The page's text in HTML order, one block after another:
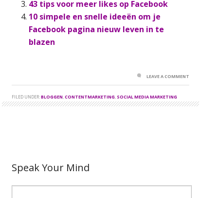
43 tips voor meer likes op Facebook
10 simpele en snelle ideeën om je
Facebook pagina nieuw leven in te
blazen
FILED UNDER:BLOGGEN,CONTENTMARKETING, SOCIAL MEDIA MARKETING
LEAVE A COMMENT
Speak Your Mind